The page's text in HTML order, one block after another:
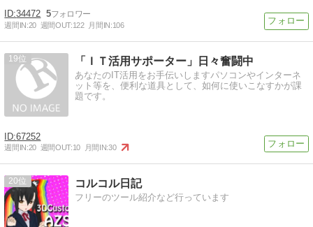
34472 5
週間IN:20 週間OUT:122 月間IN:106
19 「ＩＴ活用サポーター」日々奮闘中
あなたのIT活用をお手伝いしますパソコンやインターネ
ット等を、便利な道具として、如何に使いこなすかが課
題です。
67252
週間IN:20 週間OUT:10 月間IN:30
20 コルコル日記
フリーのツール紹介など行っています